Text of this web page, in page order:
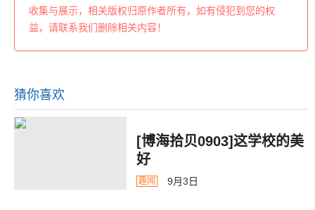
收集与展示，相关版权归原作者所有，如有侵犯到您的权
益，请联系我们删除相关内容！
猜你喜欢
[博海拾贝0903]这学校的美
好
趣闻 9月3日